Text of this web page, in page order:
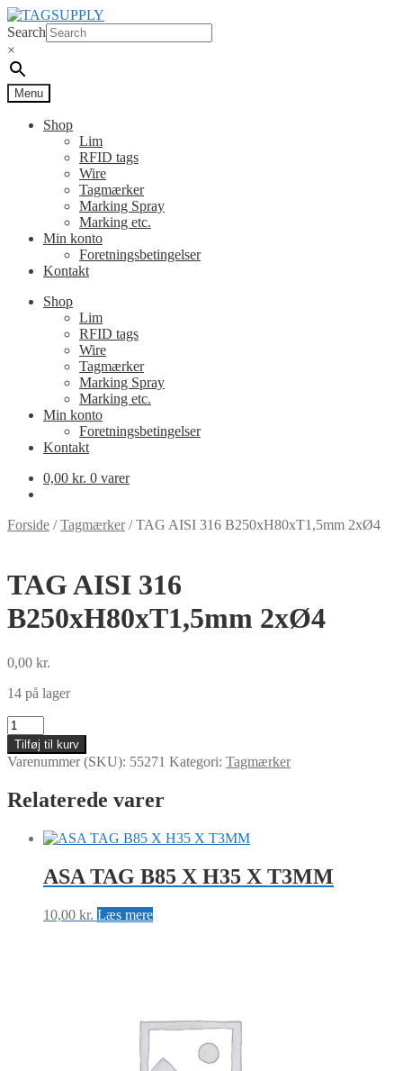
Spring
til
navigation
Spring
til
indhold
Search
×
Menu
Shop
Lim
RFID tags
Wire
Tagmærker
Marking Spray
Marking etc.
Min konto
Foretningsbetingelser
Kontakt
Shop
Lim
RFID tags
Wire
Tagmærker
Marking Spray
Marking etc.
Min konto
Foretningsbetingelser
Kontakt
0,00 kr. 0 varer
Forside /Tagmærker/TAG AISI 316 B250xH80xT1,5mm 2xØ4
TAG AISI 316
B250xH80xT1,5mm 2xØ4
0,00 kr.
14 på lager
TAG
AISI
316
B250xH80xT1,5mm
antal
Tilføj til kurv
Varenummer (SKU): 55271 Kategori: Tagmærker
Relaterede varer
ASA TAG B85 X H35 X T3MM
10,00 kr. Læs mere